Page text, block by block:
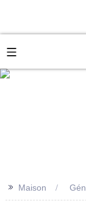
>> Maison